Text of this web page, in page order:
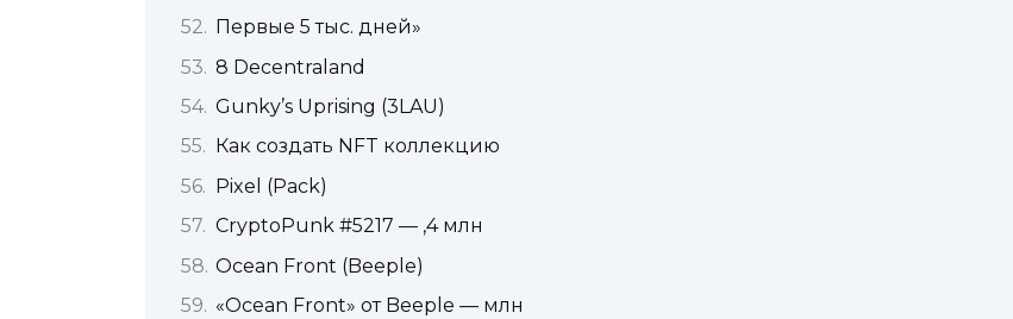
Первые 5 тыс. дней»
8 Decentraland
Gunky’s Uprising (3LAU)
Как создать NFT коллекцию
Pixel (Pack)
CryptoPunk #5217 — ,4 млн
Ocean Front (Beeple)
«Ocean Front» от Beeple — млн